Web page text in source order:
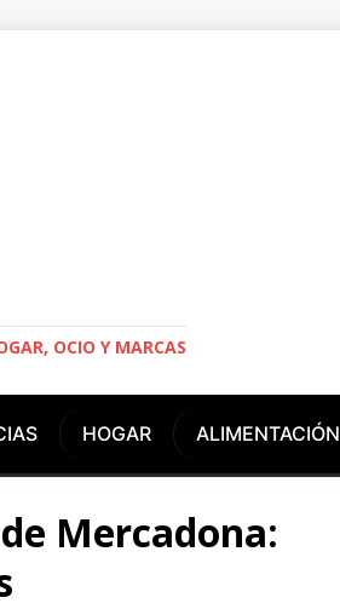
OCIO Y MARCAS
HOGAR ALIMENTACIÓN
Mercadona: